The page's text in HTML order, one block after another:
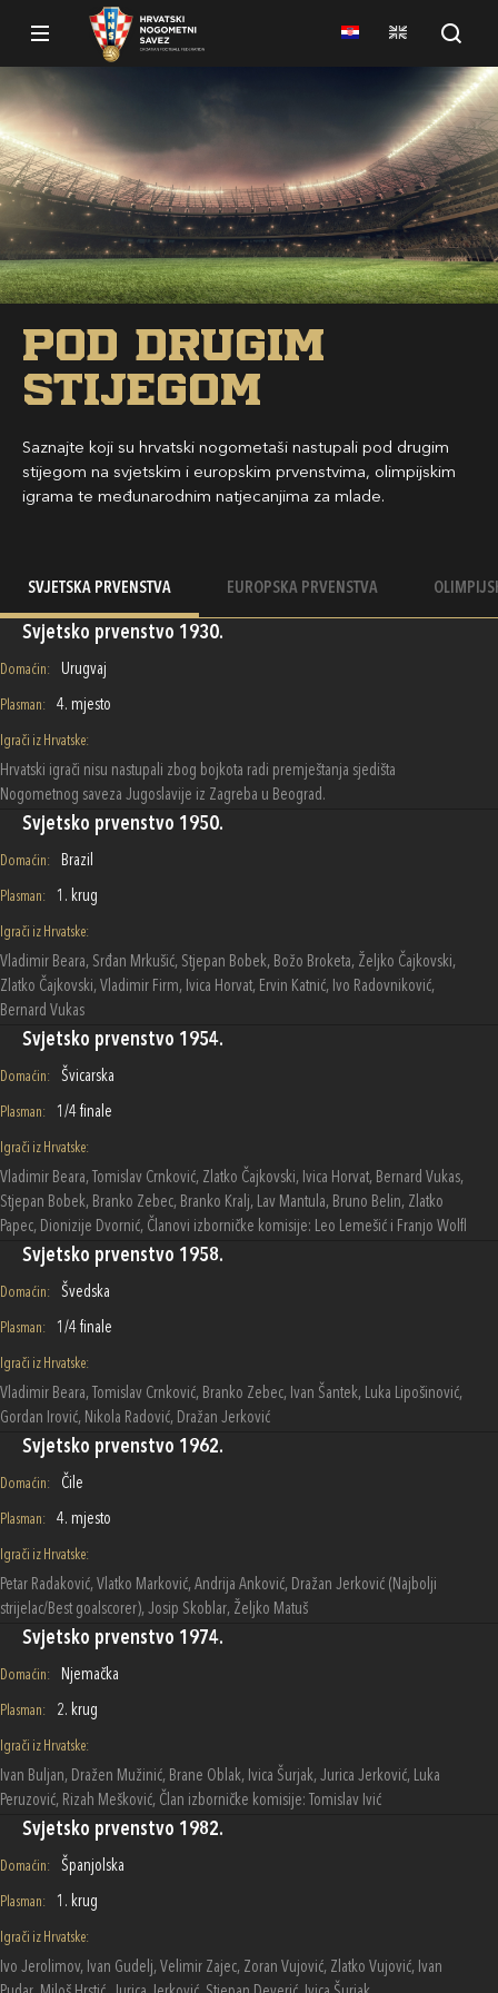
Pod drugim
stijegom
Saznajte koji su hrvatski nogometaši nastupali pod drugim
stijegom na svjetskim i europskim prvenstvima, olimpijskim
igrama te međunarodnim natjecanjima za mlade.
SVJETSKA PRVENSTVA EUROPSKA PRVENSTVA
Svjetsko prvenstvo 1930.
Domaćin: Urugvaj
Plasman: 4. mjesto
Igrači iz Hrvatske:
Hrvatski igrači nisu nastupali zbog bojkota radi premještanja sjedišta
Nogometnog saveza Jugoslavije iz Zagreba u Beograd.
Svjetsko prvenstvo 1950.
Domaćin: Brazil
Plasman: 1. krug
Igrači iz Hrvatske:
Vladimir Beara, Srđan Mrkušić, Stjepan Bobek, Božo Broketa, Željko Čajkovski,
Zlatko Čajkovski, Vladimir Firm, Ivica Horvat, Ervin Katnić, Ivo Radovniković,
Bernard Vukas
Svjetsko prvenstvo 1954.
Domaćin: Švicarska
Plasman: 1/4 finale
Igrači iz Hrvatske:
Vladimir Beara, Tomislav Crnković, Zlatko Čajkovski, Ivica Horvat, Bernard Vukas,
Stjepan Bobek, Branko Zebec, Branko Kralj, Lav Mantula, Bruno Belin, Zlatko
Papec, Dionizije Dvornić, Članovi izborničke komisije: Leo Lemešić i Franjo Wolfl
Svjetsko prvenstvo 1958.
Domaćin: Švedska
Plasman: 1/4 finale
Igrači iz Hrvatske:
Vladimir Beara, Tomislav Crnković, Branko Zebec, Ivan Šantek, Luka Lipošinović,
Gordan Irović, Nikola Radović, Dražan Jerković
Svjetsko prvenstvo 1962.
Domaćin: Čile
Plasman: 4. mjesto
Igrači iz Hrvatske:
Petar Radaković, Vlatko Marković, Andrija Anković, Dražan Jerković (Najbolji
strijelac/Best goalscorer), Josip Skoblar, Željko Matuš
Svjetsko prvenstvo 1974.
Domaćin: Njemačka
Plasman: 2. krug
Igrači iz Hrvatske:
Ivan Buljan, Dražen Mužinić, Brane Oblak, Ivica Šurjak, Jurica Jerković, Luka
Peruzović, Rizah Mešković, Član izborničke komisije: Tomislav Ivić
Svjetsko prvenstvo 1982.
Domaćin: Španjolska
Plasman: 1. krug
Igrači iz Hrvatske:
Ivo Jerolimov, Ivan Gudelj, Velimir Zajec, Zoran Vujović, Zlatko Vujović, Ivan